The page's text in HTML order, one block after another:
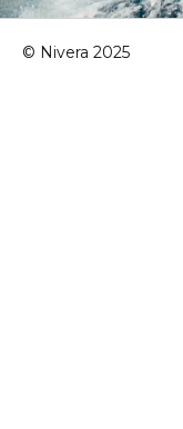
© Nivera 2025